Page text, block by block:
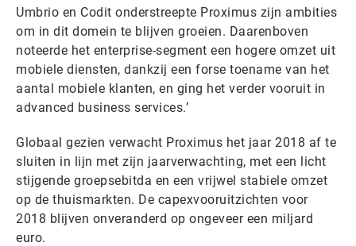
Umbrio en Codit onderstreepte Proximus zijn ambities
om in dit domein te blijven groeien. Daarenboven
noteerde het enterprise-segment een hogere omzet uit
mobiele diensten, dankzij een forse toename van het
aantal mobiele klanten, en ging het verder vooruit in
advanced business services.’
Globaal gezien verwacht Proximus het jaar 2018 af te
sluiten in lijn met zijn jaarverwachting, met een licht
stijgende groepsebitda en een vrijwel stabiele omzet
op de thuismarkten. De capexvooruitzichten voor
2018 blijven onveranderd op ongeveer een miljard
euro.